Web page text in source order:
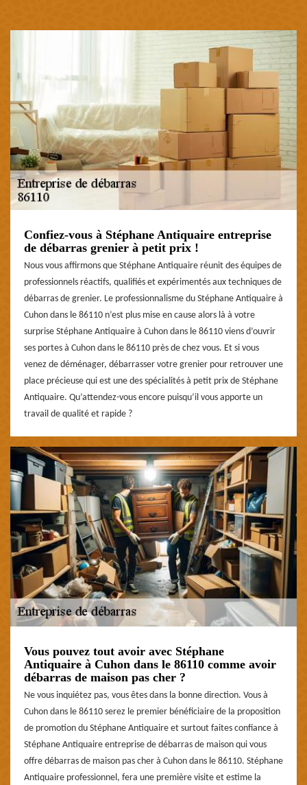
Confiez-vous à Stéphane Antiquaire entreprise
de débarras grenier à petit prix !
Nous vous affirmons que Stéphane Antiquaire réunit des équipes de
professionnels réactifs, qualifiés et expérimentés aux techniques de
débarras de grenier. Le professionnalisme du Stéphane Antiquaire à
Cuhon dans le 86110 n’est plus mise en cause alors là à votre
surprise Stéphane Antiquaire à Cuhon dans le 86110 viens d’ouvrir
ses portes à Cuhon dans le 86110 près de chez vous. Et si vous
venez de déménager, débarrasser votre grenier pour retrouver une
place précieuse qui est une des spécialités à petit prix de Stéphane
Antiquaire. Qu’attendez-vous encore puisqu’il vous apporte un
travail de qualité et rapide ?
Vous pouvez tout avoir avec Stéphane
Antiquaire à Cuhon dans le 86110 comme avoir
débarras de maison pas cher ?
Ne vous inquiétez pas, vous êtes dans la bonne direction. Vous à
Cuhon dans le 86110 serez le premier bénéficiaire de la proposition
de promotion du Stéphane Antiquaire et surtout faites confiance à
Stéphane Antiquaire entreprise de débarras de maison qui vous
offre débarras de maison pas cher à Cuhon dans le 86110. Stéphane
Antiquaire professionnel, fera une première visite et estime la